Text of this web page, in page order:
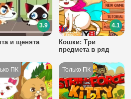
и щенята
3.9
Кошки: Три
предмета в ряд
4.1